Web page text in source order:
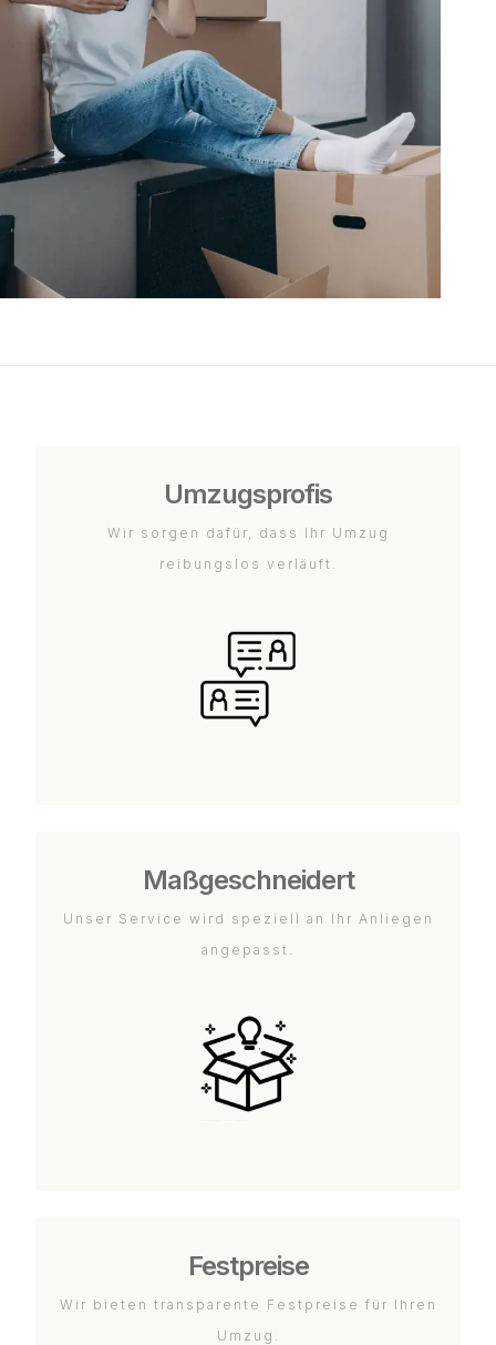
Umzugsprofis
Wir sorgen dafür, dass Ihr Umzug
reibungslos verläuft.
Maßgeschneidert
Unser Service wird speziell an Ihr Anliegen
angepasst.
Festpreise
Wir bieten transparente Festpreise für Ihren
Umzug.